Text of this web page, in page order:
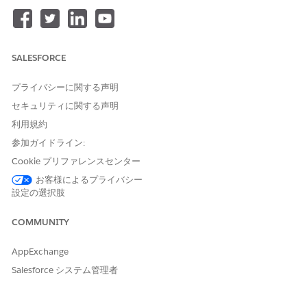
プロファイルを保存します。
この許可で付与されるもの
び編集アクセス権:
CommerceCustomerReference: B2C Commerce からの顧客
ID。
スト ID。
CommerceOrganizationIdentifier: 買い物客の起点である
B2C Commerce 組織のレルムとインスタンス。
移行後
ィールドはシステム管理の識別子として機能することを目的とし
間のリンクが壊れるリスクがあります。
SALESFORCE
プライバシーに関する声明
セキュリティに関する声明
利用規約
参加ガイドライン:
Cookie プリファレンスセンター
お客様によるプライバシー
設定の選択肢
COMMUNITY
AppExchange
Salesforce システム管理者